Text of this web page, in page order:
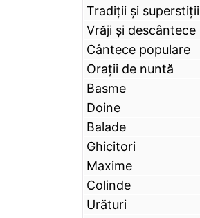
Tradiții și superstiții
Vrăji și descântece
Cântece populare
Orații de nuntă
Basme
Doine
Balade
Ghicitori
Maxime
Colinde
Urături